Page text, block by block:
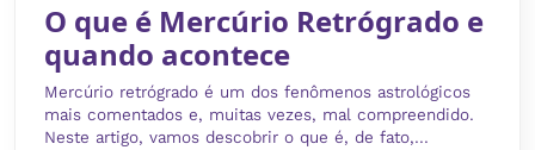
O que é Mercúrio Retrógrado e
quando acontece
Mercúrio retrógrado é um dos fenômenos astrológicos
mais comentados e, muitas vezes, mal compreendido.
Neste artigo, vamos descobrir o que é, de fato,...